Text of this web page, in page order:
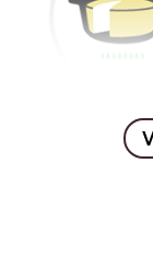
Horno
SIN